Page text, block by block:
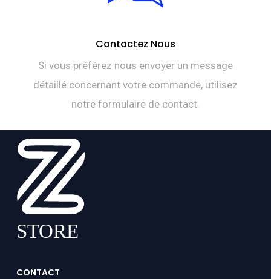
Contactez Nous
Si vous préférez nous envoyer un message
détaillé concernant votre commande, utilisez
notre formulaire de contact.
CONTACT